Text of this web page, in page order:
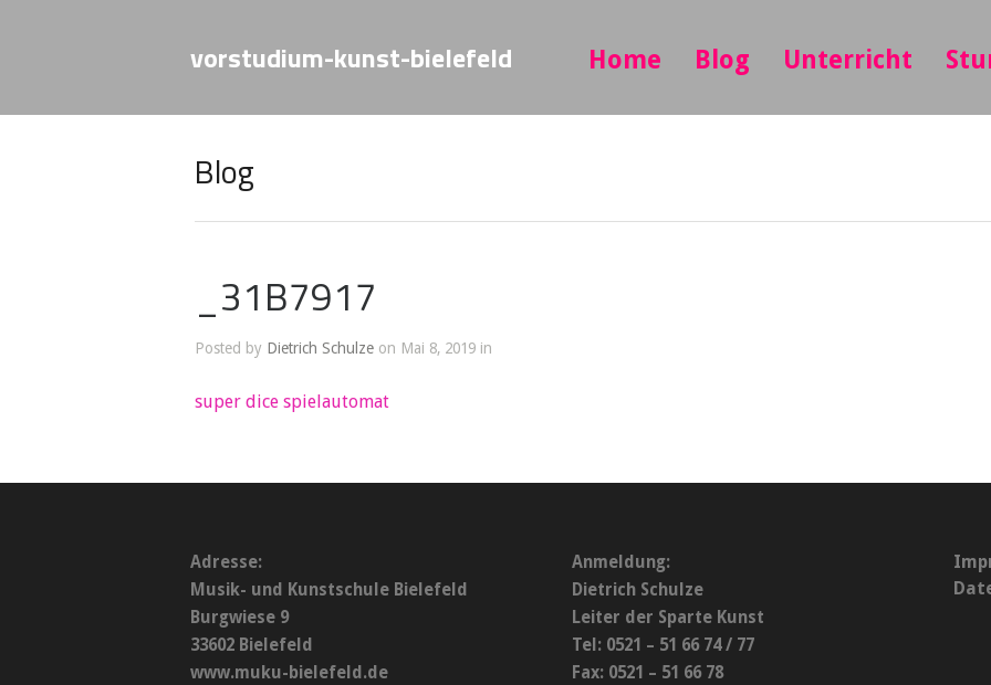
vorstudium-kunst-bielefeld Home Blog Unterricht
Blog
_31B7917
Posted by Dietrich Schulze on Mai 8, 2019 in
super dice spielautomat
Adresse:
Musik- und Kunstschule Bielefeld
Burgwiese 9
33602 Bielefeld
www.muku-bielefeld.de
Anmeldung:
Dietrich Schulze
Leiter der Sparte Kunst
Tel: 0521 – 51 66 74 / 77
Fax: 0521 – 51 66 78